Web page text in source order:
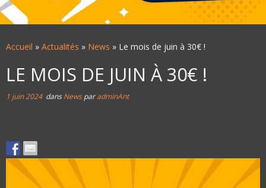
Accueil » Actualités » News » Le mois de juin à 30€ !
LE MOIS DE JUIN À 30€ !
1 juin 2024dansNewsparadminAnt